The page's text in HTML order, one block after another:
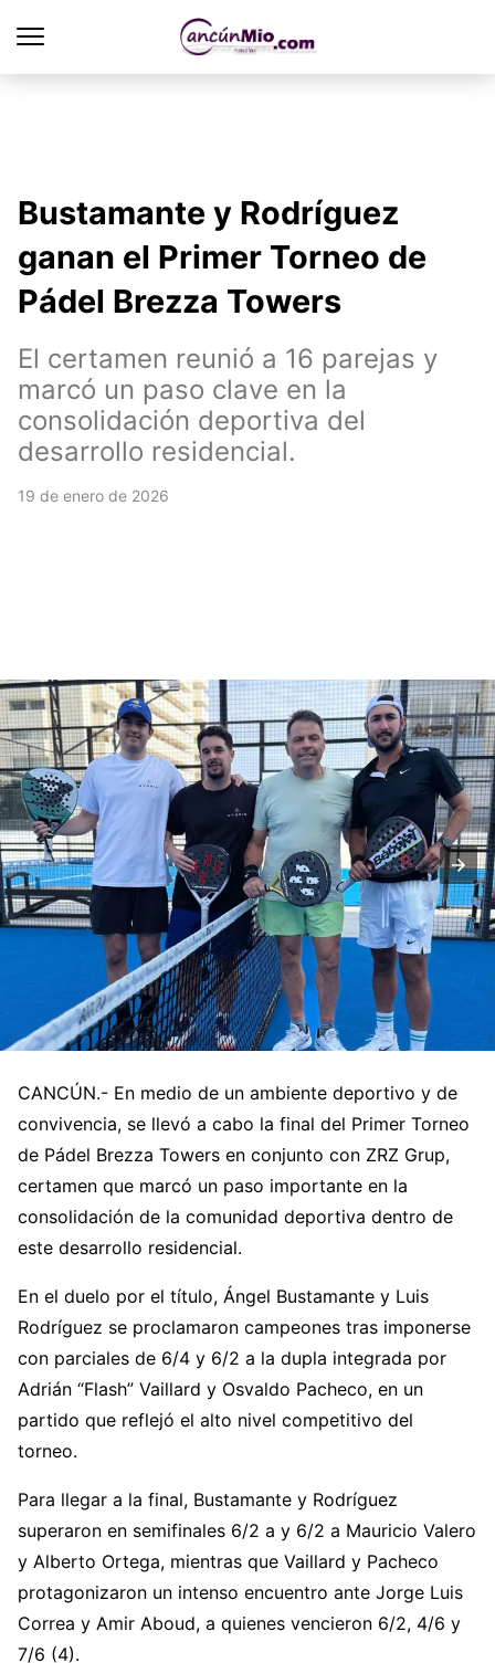
Bustamante y Rodríguez
ganan el Primer Torneo de
Pádel Brezza Towers
El certamen reunió a 16 parejas y
marcó un paso clave en la
consolidación deportiva del
desarrollo residencial.
19 de enero de 2026
CANCÚN.- En medio de un ambiente deportivo y de
convivencia, se llevó a cabo la final del Primer Torneo
de Pádel Brezza Towers en conjunto con ZRZ Grup,
certamen que marcó un paso importante en la
consolidación de la comunidad deportiva dentro de
este desarrollo residencial.
En el duelo por el título, Ángel Bustamante y Luis
Rodríguez se proclamaron campeones tras imponerse
con parciales de 6/4 y 6/2 a la dupla integrada por
Adrián “Flash” Vaillard y Osvaldo Pacheco, en un
partido que reflejó el alto nivel competitivo del
torneo.
Para llegar a la final, Bustamante y Rodríguez
superaron en semifinales 6/2 a y 6/2 a Mauricio Valero
y Alberto Ortega, mientras que Vaillard y Pacheco
protagonizaron un intenso encuentro ante Jorge Luis
Correa y Amir Aboud, a quienes vencieron 6/2, 4/6 y
7/6 (4).